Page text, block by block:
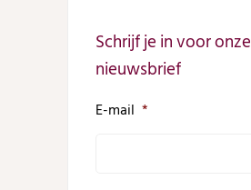
Schrijf je in voor onze
nieuwsbrief
E-mail *